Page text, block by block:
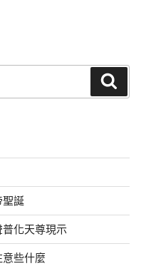
聖誕
化天尊現示
些什麼